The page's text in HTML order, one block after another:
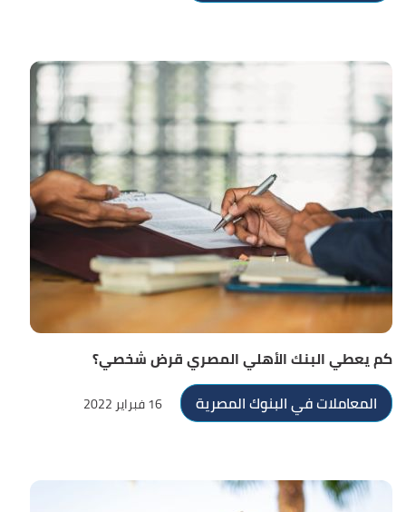
كم يعطي البنك الأهلي المصري قرض شخصي؟
المعاملات في البنوك المصرية
16 فبراير 2022